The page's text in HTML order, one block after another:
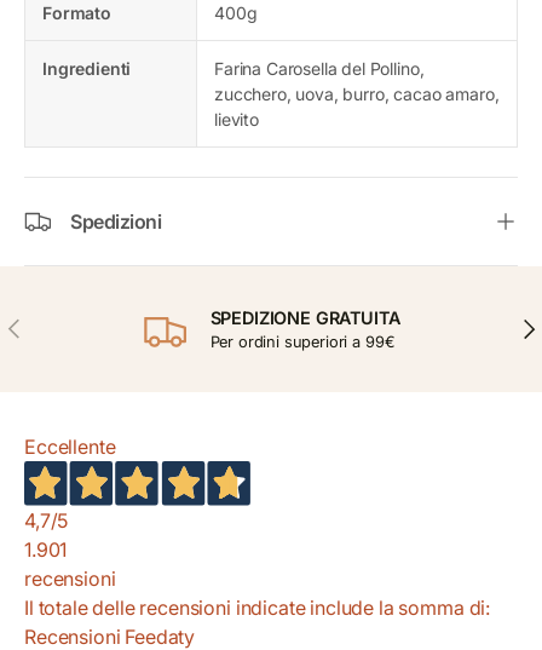
Formato 400g
Ingredienti
Farina Carosella del Pollino,
zucchero, uova, burro, cacao amaro,
lievito
Spedizioni
INDIETRO SPEDIZIONE GRATUITA
Per ordini superiori a 99€
Eccellente
4,7/5
1.901
recensioni
Il totale delle recensioni indicate include la somma di:
Recensioni Feedaty